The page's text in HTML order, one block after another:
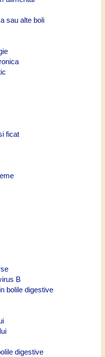
sau alte boli
ficat
B
bolile digestive
digestive